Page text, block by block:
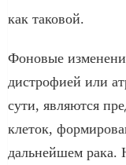
как таковой.
Фоновые
дистрофией или
сути, являются
клеток,
дальнейшем рака.